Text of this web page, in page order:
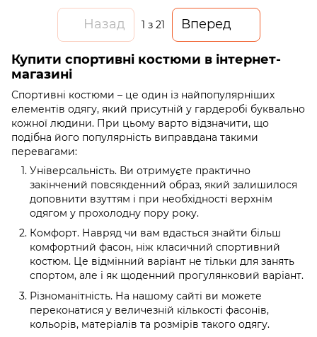
Назад 1 з 21 Вперед
Купити спортивні костюми в інтернет-
магазині
Спортивні костюми – це один із найпопулярніших
елементів одягу, який присутній у гардеробі буквально
кожної людини. При цьому варто відзначити, що
подібна його популярність виправдана такими
перевагами:
Універсальність. Ви отримуєте практично
закінчений повсякденний образ, який залишилося
доповнити взуттям і при необхідності верхнім
одягом у прохолодну пору року.
Комфорт. Навряд чи вам вдасться знайти більш
комфортний фасон, ніж класичний спортивний
костюм. Це відмінний варіант не тільки для занять
спортом, але і як щоденний прогулянковий варіант.
Різноманітність. На нашому сайті ви можете
переконатися у величезній кількості фасонів,
кольорів, матеріалів та розмірів такого одягу.